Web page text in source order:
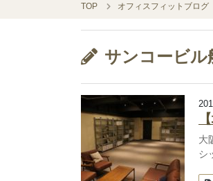
TOP オフィスフィットブログ
サンコービル
大
シ